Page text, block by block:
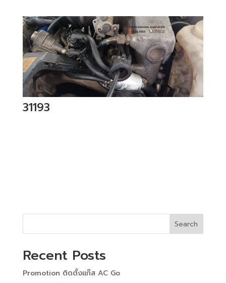
31193
Search
Recent Posts
Promotion ติดตั้งแก๊ส AC Go